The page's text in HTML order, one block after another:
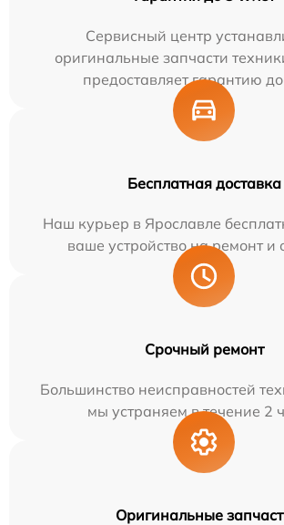
Сервисный центр
оригинальные запчасти
предоставляет гарантию до
Бесплатная доставка
Наш курьер в Ярославле
ваше устройство на ремонт и
Срочный ремонт
Большинство неисправностей
мы устраняем в течение 2
Оригинальные